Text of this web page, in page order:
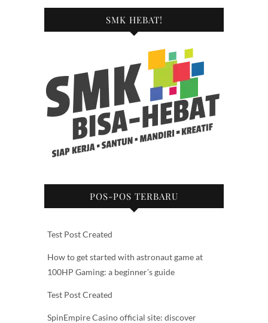
SMK HEBAT!
POS-POS TERBARU
Test Post Created
How to get started with astronaut game at
100HP Gaming: a beginner’s guide
Test Post Created
SpinEmpire Casino official site: discover